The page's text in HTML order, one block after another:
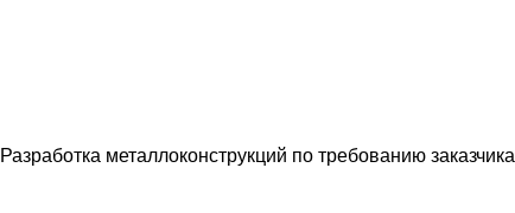
Разработка металлоконструкций по требованию заказчика